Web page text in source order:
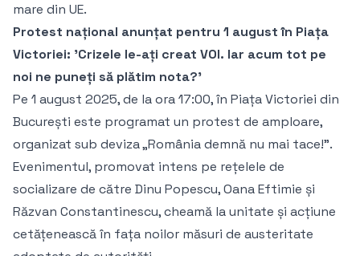
mare din UE.
Protest național anunțat pentru 1 august în Piața
Victoriei: 'Crizele le-ați creat VOI. Iar acum tot pe
noi ne puneți să plătim nota?'
Pe 1 august 2025, de la ora 17:00, în Piața Victoriei din
București este programat un protest de amploare,
organizat sub deviza „România demnă nu mai tace!”.
Evenimentul, promovat intens pe rețelele de
socializare de către Dinu Popescu, Oana Eftimie și
Răzvan Constantinescu, cheamă la unitate și acțiune
cetățenească în fața noilor măsuri de austeritate